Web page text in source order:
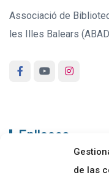
de las
Associació de
les Illes Balears
Enllaços